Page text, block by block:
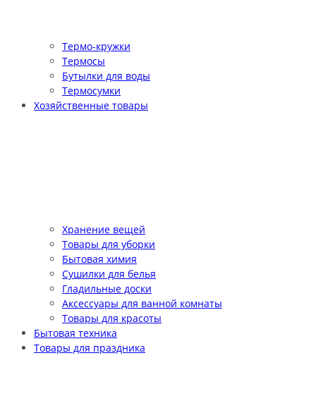
Термо-кружки
Термосы
Бутылки для воды
Термосумки
Хозяйственные товары
Хранение вещей
Товары для уборки
Бытовая химия
Сушилки для белья
Гладильные доски
Аксессуары для ванной комнаты
Товары для красоты
Бытовая техника
Товары для праздника